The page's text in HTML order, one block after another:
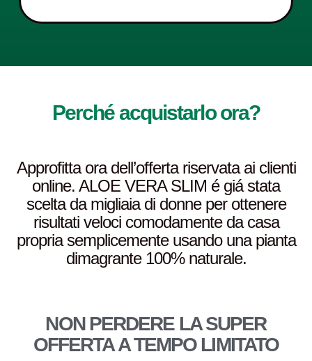
Perché acquistarlo ora?
Approfitta ora dell’offerta riservata ai clienti
online. ALOE VERA SLIM é giá stata
scelta da migliaia di donne per ottenere
risultati veloci comodamente da casa
propria semplicemente usando una pianta
dimagrante 100% naturale.
NON PERDERE LA SUPER
OFFERTA A TEMPO LIMITATO